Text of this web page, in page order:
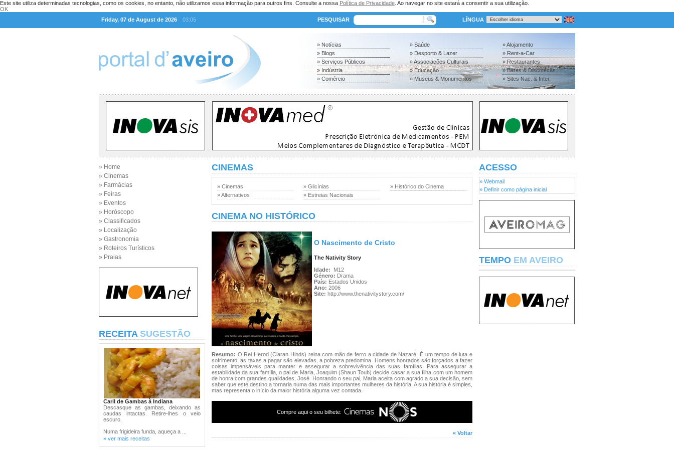
Este site utiliza determinadas tecnologias, como os cookies, no entanto, não utilizamos essa informação para outros fins. Consulte a nossa Política de Privacidade . Ao navegar no site estará a consentir a sua utilização.
OK
Friday, 07 de August de 2026
03:05 PESQUISAR LÍNGUA
» Notícias
» Blogs
» Serviços Públicos
» Indústria
» Comércio
» Saúde
» Desporto & Lazer
» Associações Culturais
» Educação
» Museus & Monumentos
» Alojamento
» Rent-a-Car
» Restaurantes
» Bares & Discotecas
» Sites Nac. & Inter.
» Home
» Cinemas
» Farmácias
» Feiras
» Eventos
» Horóscopo
» Classificados
» Localização
» Gastronomia
» Roteiros Turísticos
» Praias
RECEITA SUGESTÃO
Caril de Gambas à Indiana
Descasque as gambas, deixando as
caudas intactas. Retire-lhes o veio
escuro.
Numa frigideira funda, aqueça a ...
» ver mais receitas
CINEMAS
» Cinemas
» Alternativos
» Glicínias
» Estreias Nacionais
» Histórico do Cinema
CINEMA NO HISTÓRICO
O Nascimento de Cristo
The Nativity Story
Idade:
M12
Género: Drama
País: Estados Unidos
Ano: 2006
Site: http://www.thenativitystory.com/
Resumo: O Rei Herod (Ciaran Hinds) reina com mão de ferro a cidade de Nazaré. É um tempo de luta e
sofrimento; as taxas a pagar são elevadas, a pobreza predomina. Homens honrados são forçados a fazer
coisas impensáveis para manter e assegurar a sobrevivência das suas famílias. Para assegurar a
estabilidade da sua família, o pai de Maria, Joaquim (Shaun Toub) decide casar a sua filha com um homem
de honra com grandes qualidades, José. Honrando o seu pai, Maria aceita com agrado a sua decisão, sem
saber que este destino a tornaria numa das mais importantes mulheres da história. A sua história é simples,
mas representa o início da maior história alguma vez contada.
Compre aqui o seu bilhete:
« Voltar
ACESSO
» Webmail
» Definir como página inicial
TEMPO EM AVEIRO